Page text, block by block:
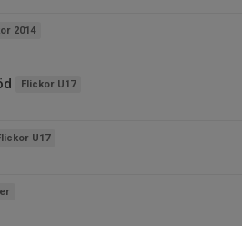
2014
Flickor U17
U17